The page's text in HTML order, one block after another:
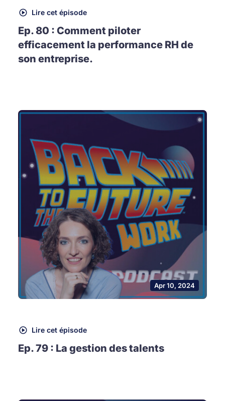
Lire cet épisode
Ep. 80 : Comment piloter
efficacement la performance RH de
son entreprise.
Apr 10, 2024
Lire cet épisode
Ep. 79 : La gestion des talents